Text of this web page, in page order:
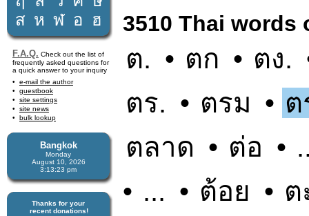
ส ห ฬ อ ฮ
F.A.Q. Check out the list of
frequently asked questions for
a quick answer to your inquiry
e-mail the author
guestbook
site settings
site news
bulk lookup
Bangkok
Monday
August 10, 2026
3:13:24 pm
Thanks for your
recent donations!
3510 Thai words
ต. • ตก • ตง.
ตร. • ตรม •
ตลาด • ต่อ •
• ... • ต้อย • ต